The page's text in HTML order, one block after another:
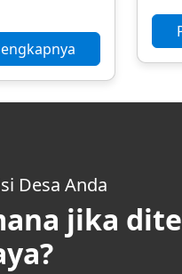
Desa Anda
jika